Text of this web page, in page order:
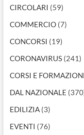
CIRCOLARI (59)
COMMERCIO(7)
CONCORSI (19)
CORONAVIRUS(241)
CORSI E
DAL NAZIONALE
EDILIZIA(3)
EVENTI (76)